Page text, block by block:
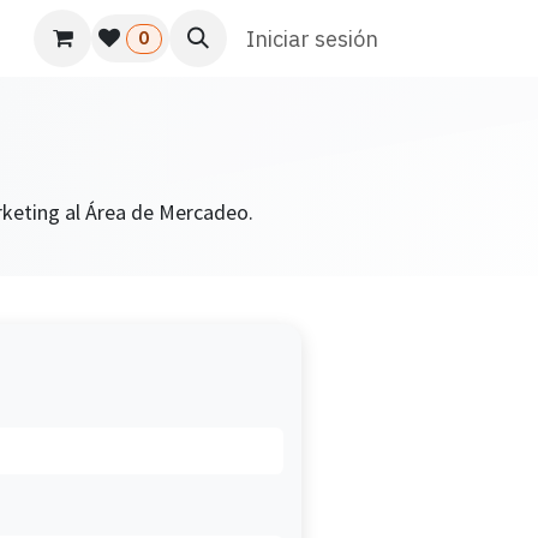
Usuario Atención al cliente HR
0 Iniciar sesión
al Área de Mercadeo.